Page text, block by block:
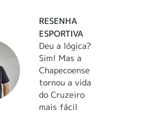
RESENHA
ESPORTIVA
Deu a lógica?
Sim! Mas a
Chapecoense
tornou a vida
do Cruzeiro
mais fácil